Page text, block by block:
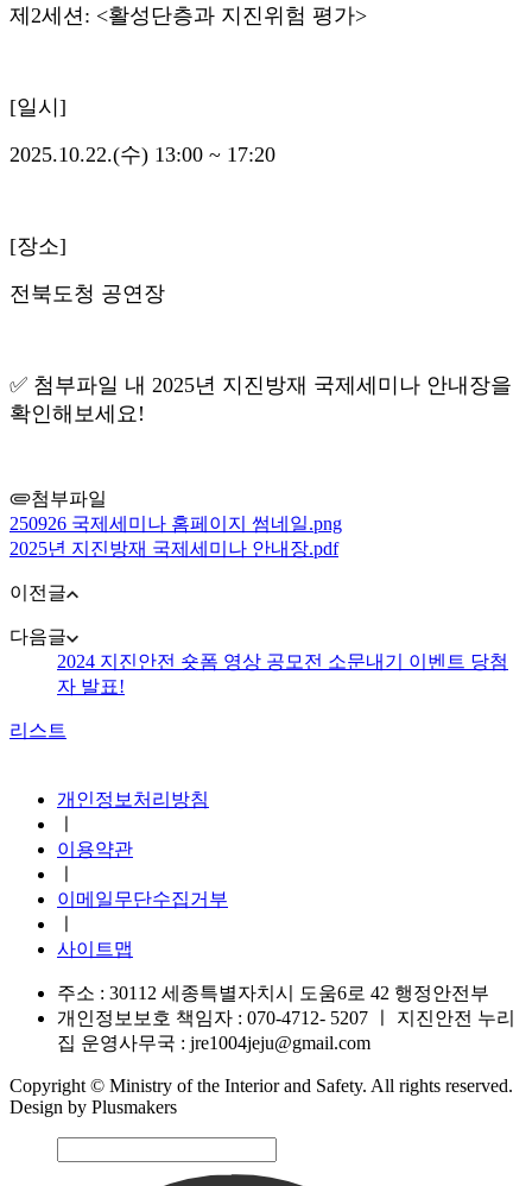
제2세션: <활성단층과 지진위험 평가>
[일시]
2025.10.22.(수) 13:00 ~ 17:20
[장소]
전북도청 공연장
✅ 첨부파일 내 2025년 지진방재 국제세미나 안내장을
확인해보세요!
첨부파일
250926 국제세미나 홈페이지 썸네일.png
2025년 지진방재 국제세미나 안내장.pdf
이전글
다음글
2024 지진안전 숏폼 영상 공모전 소문내기 이벤트 당첨
자 발표!
리스트
개인정보처리방침
이용약관
이메일무단수집거부
사이트맵
주소 : 30112 세종특별자치시 도움6로 42 행정안전부
개인정보보호 책임자 : 070-4712- 5207
지진안전 누리
집 운영사무국 : jre1004jeju@gmail.com
Copyright © Ministry of the Interior and Safety. All rights reserved.
Design by Plusmakers